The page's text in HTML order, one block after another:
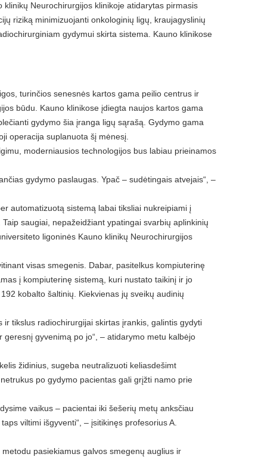
Neurochirurgijos klinikoje atidarytas pirmasis
riziką minimizuojanti onkologinių ligų, kraujagyslinių
gydymui skirta sistema. Kauno klinikose
turinčios senesnės kartos gama peilio centrus ir
būdu. Kauno klinikose įdiegta naujos kartos gama
gydymo šia įranga ligų sąrašą. Gydymo gama
operacija suplanuota šį mėnesį.
moderniausios technologijos bus labiau prieinamos
gydymo paslaugas. Ypač – sudėtingais atvejais“, –
automatizuotą sistemą labai tiksliai nukreipiami į
saugiai, nepažeidžiant ypatingai svarbių aplinkinių
ligoninės Kauno klinikų Neurochirurgijos
visas smegenis. Dabar, pasitelkus kompiuterinę
į kompiuterinę sistemą, kuri nustato taikinį ir jo
kobalto šaltinių. Kiekvienas jų sveikų audinių
ir tikslus radiochirurgijai skirtas įrankis, galintis gydyti
gyvenimą po jo“, – atidarymo metu kalbėjo
židinius, sugeba neutralizuoti keliasdešimt
po gydymo pacientas gali grįžti namo prie
vaikus – pacientai iki šešerių metų anksčiau
viltimi išgyventi“, – įsitikinęs profesorius A.
pasiekiamus galvos smegenų auglius ir